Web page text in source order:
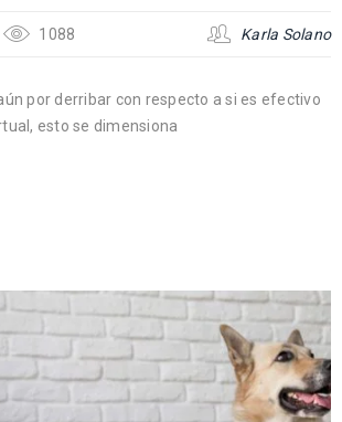
1088 Karla Solano
por derribar con respecto a si es efectivo
esto se dimensiona